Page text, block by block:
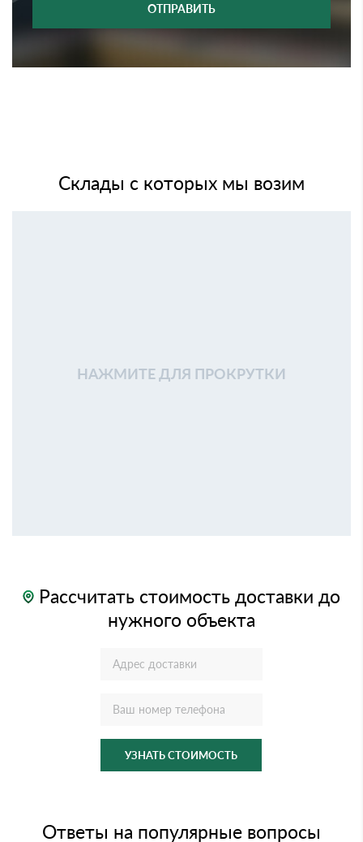
ОТПРАВИТЬ
Склады с которых мы возим
НАЖМИТЕ ДЛЯ ПРОКРУТКИ
Рассчитать стоимость доставки до
нужного объекта
УЗНАТЬ СТОИМОСТЬ
Ответы на популярные вопросы